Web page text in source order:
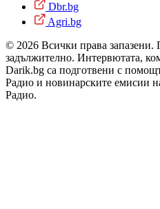
Dbr.bg
Agri.bg
© 2026 Всички права запазени.
задължително. Интервютата,
Darik.bg са подготвени с
Радио и новинарските емисии
Радио.